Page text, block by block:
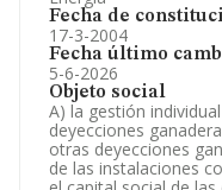
Fecha de
17-3-2004
Fecha último
5-6-2026
Objeto social
A) la gestión
deyecciones
otras deyecciones
de las instalaciones